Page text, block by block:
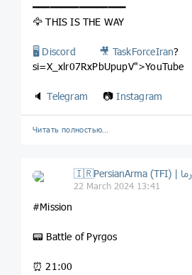
━━━━━━━━━━━━━━━━
🦅 THIS IS THE WAY
🖥 Discord 🎥 TaskForceIran?
si=X_xlr07RxPbUpupV">YouTube
🔈Telegram 📷Instagram
Читать полностью…
22 March 2024 13:41
#Mission
📟 Battle of Pyrgos
⏰ 21:00